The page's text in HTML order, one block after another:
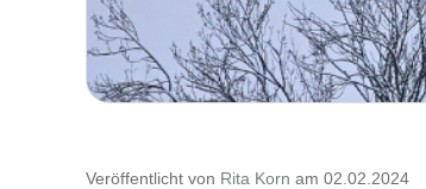
Veröffentlicht von Rita Korn am 02.02.2024